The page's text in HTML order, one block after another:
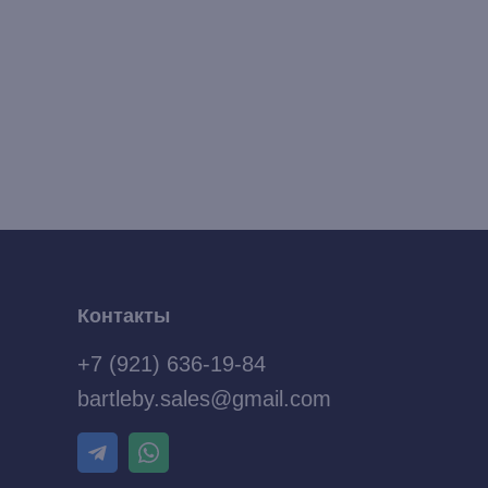
Контакты
+7 (921) 636-19-84
bartleby.sales@gmail.com